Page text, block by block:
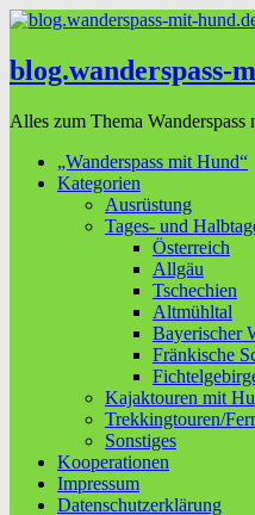
blog.wanderspass-
Alles zum Thema Wanderspass
„Wanderspass mit Hund“
Kategorien
Ausrüstung
Tages- und
Österreich
Allgäu
Tschechien
Altmühltal
Bayerischer
Fränkische
Kajaktouren mit
Trekkingtouren/
Sonstiges
Kooperationen
Impressum
Datenschutzerklärung